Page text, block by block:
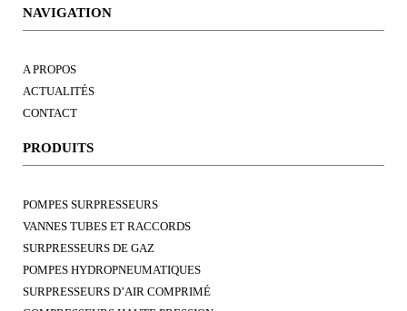
NAVIGATION
A PROPOS
ACTUALITÉS
CONTACT
PRODUITS
POMPES SURPRESSEURS
VANNES TUBES ET RACCORDS
SURPRESSEURS DE GAZ
POMPES HYDROPNEUMATIQUES
SURPRESSEURS D’AIR COMPRIMÉ